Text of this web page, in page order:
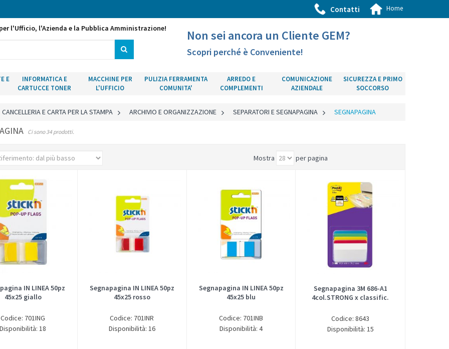
Contatti Home
l'Ufficio, l'Azienda e la Pubblica Amministrazione! Non sei ancora un Cliente GEM?
Scopri perché è Conveniente!
E
INFORMATICA E
CARTUCCE TONER
MACCHINE PER
L'UFFICIO
PULIZIA FERRAMENTA
COMUNITA'
ARREDO E
COMPLEMENTI
COMUNICAZIONE
AZIENDALE
SICUREZZA E PRIMO
SOCCORSO
CANCELLERIA E CARTA PER LA STAMPA > ARCHIVIO E ORGANIZZAZIONE > SEPARATORI E SEGNAPAGINA > SEGNAPAGINA
Ci sono 34 prodotti.
Mostra per pagina
IN LINEA 50pz
45x25 giallo
Codice: 701ING
Disponibilità: 18
Segnapagina IN LINEA 50pz
45x25 rosso
Codice: 701INR
Disponibilità: 16
Segnapagina IN LINEA 50pz
45x25 blu
Codice: 701INB
Disponibilità: 4
Segnapagina 3M 686-A1
4col.STRONG x classific.
Codice: 8643
Disponibilità: 15